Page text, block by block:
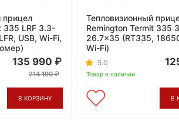
прицел
335 LRF 3.3-
USB, Wi-Fi,
135 990
214 190
В КОРЗИНУ
Тепловизионный
Remington Termit 335
26.7x35 (RT335,
Wi-Fi)
5.0
Товар в наличии
В